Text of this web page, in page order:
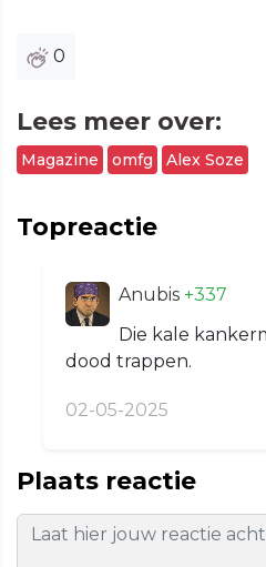
0
Lees meer over:
Magazine omfg Alex Soze
Topreactie
Anubis +337
Die kale
dood trappen.
02-05-2025
Plaats reactie